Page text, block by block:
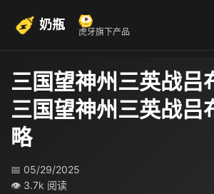
奶瓶 虎牙旗下产品
三国望神州三英战吕
三国望神州三英战吕
略
📅 05/29/2025
👁 3.7k 阅读